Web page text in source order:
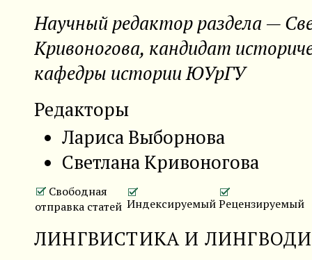
Научный редактор раздела —
Кривоногова, кандидат
кафедры истории ЮУрГУ
Редакторы
Лариса Выборнова
Светлана Кривоногова
Свободная
отправка статей ИндексируемыйРецензируемый
ЛИНГВИСТИКА И